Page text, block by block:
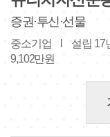
증권·투신·선물
중소기업 설립 17
9,102만원